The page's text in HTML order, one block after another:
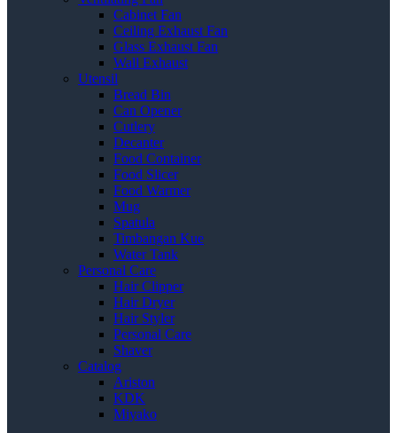
Cabinet Fan
Ceiling Exhaust Fan
Glass Exhaust Fan
Wall Exhaust
Utensil
Bread Bin
Can Opener
Cutlery
Decanter
Food Container
Food Slicer
Food Warmer
Mug
Spatula
Timbangan Kue
Water Tank
Personal Care
Hair Clipper
Hair Dryer
Hair Styler
Personal Care
Shaver
Catalog
Ariston
KDK
Miyako